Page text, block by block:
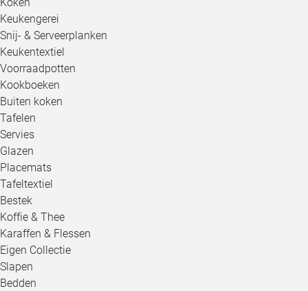
Keukengerei
Snij- & Serveerplanken
Keukentextiel
Voorraadpotten
Kookboeken
Buiten koken
Tafelen
Servies
Glazen
Placemats
Tafeltextiel
Bestek
Koffie & Thee
Karaffen & Flessen
Eigen Collectie
Slapen
Bedden